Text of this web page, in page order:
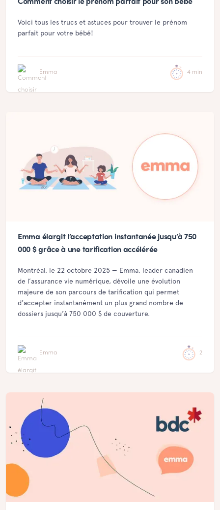
Comment choisir le prénom parfait pour son bébé
Voici tous les trucs et astuces pour trouver le prénom
parfait pour votre bébé!
Emma 4 min
Emma élargit l’acceptation instantanée jusqu’à 750
000 $ grâce à une tarification accélérée
Montréal, le 22 octobre 2025 — Emma, leader canadien
de l’assurance vie numérique, dévoile une évolution
majeure de son parcours de tarification qui permet
d’accepter instantanément un plus grand nombre de
dossiers jusqu’à 750 000 $ de couverture.
Emma 2